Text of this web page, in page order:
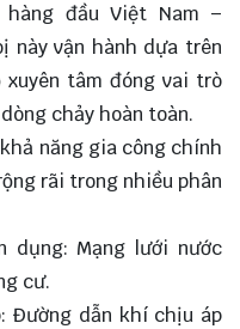
đầu Việt Nam –
này vận hành dựa trên
tâm đóng vai trò
chảy hoàn toàn.
năng gia công chính
rãi trong nhiều phân
dụng: Mạng lưới nước
cư.
Đường dẫn khí chịu áp